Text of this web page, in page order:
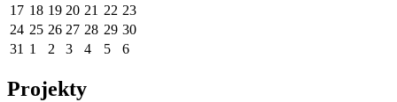
17 18 19 20 21 22 23
24 25 26 27 28 29 30
31 1 2 3 4 5 6
Projekty